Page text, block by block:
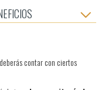
contar con ciertos